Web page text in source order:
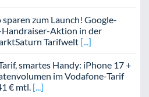
sparen zum Launch! Google-
Aktion in der
Tarifwelt
smartes Handy: iPhone 17 +
im Vodafone-Tarif
€ mtl.